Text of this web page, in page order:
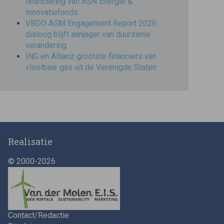
Innovatiefonds
VBDO AGM Engagement Report 2026:
dialoog blijft aanjager van duurzame
verandering
ING en Allianz grootste financiers van
vloeibaar gas uit de Verenigde Staten
Realisatie
© 2000-2026
Contact/Redactie